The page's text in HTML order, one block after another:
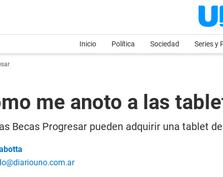
Inicio Política Sociedad Series y
me anoto a las
Becas Progresar pueden adquirir una tablet